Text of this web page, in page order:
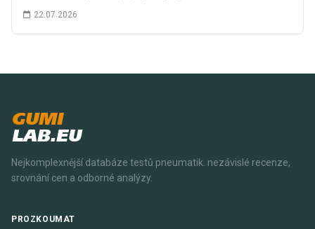
22.07.2026
GUMI
LAB.EU
Nejkomplexnější databáze testů pneumatik. nezávislé recenze,
srovnání cen a odborné analýzy.
PROZKOUMAT